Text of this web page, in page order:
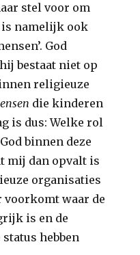
stel voor om
is namelijk ook
God
bestaat niet op
religieuze
die kinderen
is dus: Welke rol
binnen deze
mij dan opvalt is
organisaties
voorkomt waar de
is en de
status hebben